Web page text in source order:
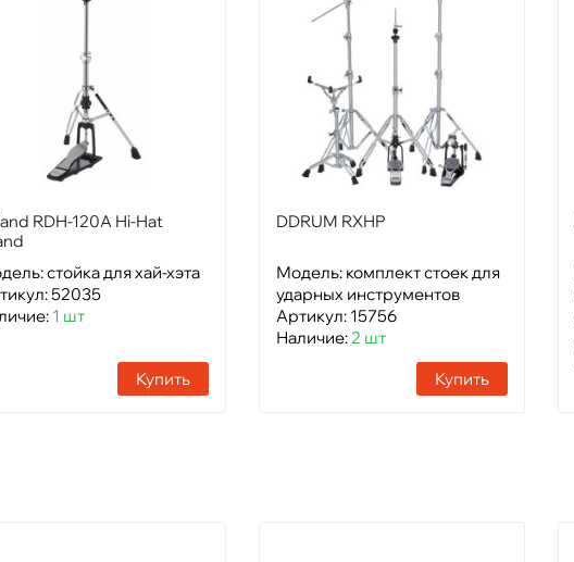
RDH-120A Hi-Hat
стойка для хай-хэта
52035
1 шт
Купить
DDRUM RXHP
Модель: комплект стоек для
ударных инструментов
Артикул: 15756
Наличие:2 шт
Купить